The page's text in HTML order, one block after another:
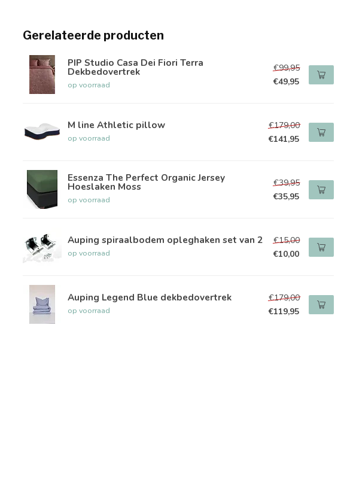
Gerelateerde producten
PIP Studio Casa Dei Fiori Terra
Dekbedovertrek
op voorraad
€99,95
€49,95
M line Athletic pillow
op voorraad
€179,00
€141,95
Essenza The Perfect Organic Jersey
Hoeslaken Moss
op voorraad
€39,95
€35,95
Auping spiraalbodem opleghaken set van 2
op voorraad
€15,00
€10,00
Auping Legend Blue dekbedovertrek
op voorraad
€179,00
€119,95